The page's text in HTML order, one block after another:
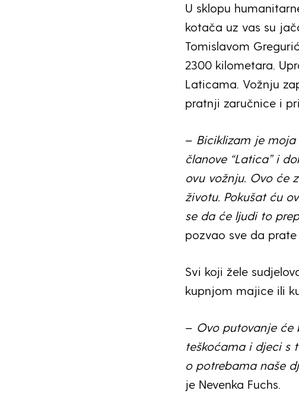
U sklopu
kotača uz vas su
Tomislavom
2300 kilometara.
Laticama. Vožnju
pratnji zaručnice i
– Biciklizam je
članove “Latica” i
ovu vožnju. Ovo će
životu. Pokušat ću
se da će ljudi to
pozvao sve da
Svi koji žele
kupnjom majice ili
– Ovo putovanje će
teškoćama i djeci s
o potrebama naše
je Nevenka Fuchs.